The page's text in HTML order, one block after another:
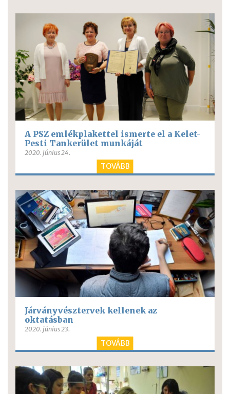
A PSZ emlékplakettel ismerte el a Kelet-
Pesti Tankerület munkáját
2020. június 24.
TOVÁBB
Járványvésztervek kellenek az
oktatásban
2020. június 23.
TOVÁBB